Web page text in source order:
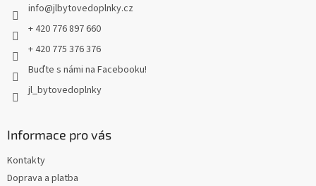
info@jlbytovedoplnky.cz
+ 420 776 897 660
+ 420 775 376 376
Buďte s námi na Facebooku!
jl_bytovedoplnky
Informace pro vás
Kontakty
Doprava a platba